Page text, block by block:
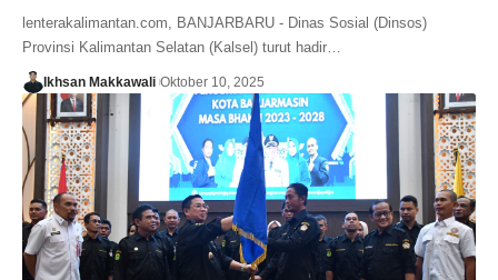
lenterakalimantan.com, BANJARBARU - Dinas Sosial (Dinsos)
Provinsi Kalimantan Selatan (Kalsel) turut hadir…
Ikhsan Makkawali Oktober 10, 2025